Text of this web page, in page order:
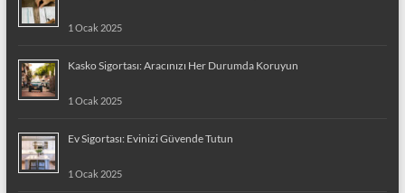
1 Ocak 2025
Kasko Sigortası: Aracınızı Her Durumda Koruyun
1 Ocak 2025
Ev Sigortası: Evinizi Güvende Tutun
1 Ocak 2025